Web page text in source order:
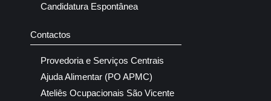
Candidatura Espontânea
Contactos
Provedoria e Serviços Centrais
Ajuda Alimentar (PO APMC)
Ateliês Ocupacionais São Vicente